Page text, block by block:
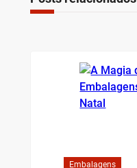
Embalagens